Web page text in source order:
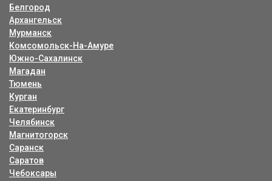
Белгород
Архангельск
Мурманск
Комсомольск-На-Амуре
Южно-Сахалинск
Магадан
Тюмень
Курган
Екатеринбург
Челябинск
Магнитогорск
Саранск
Саратов
Чебоксары